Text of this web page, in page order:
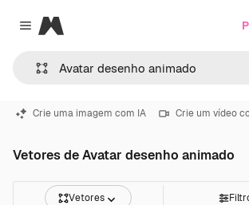
Close menu
Magnific
Crie uma imagem com IA Crie um vídeo
Vetores de Avatar desenho animado
Vetores